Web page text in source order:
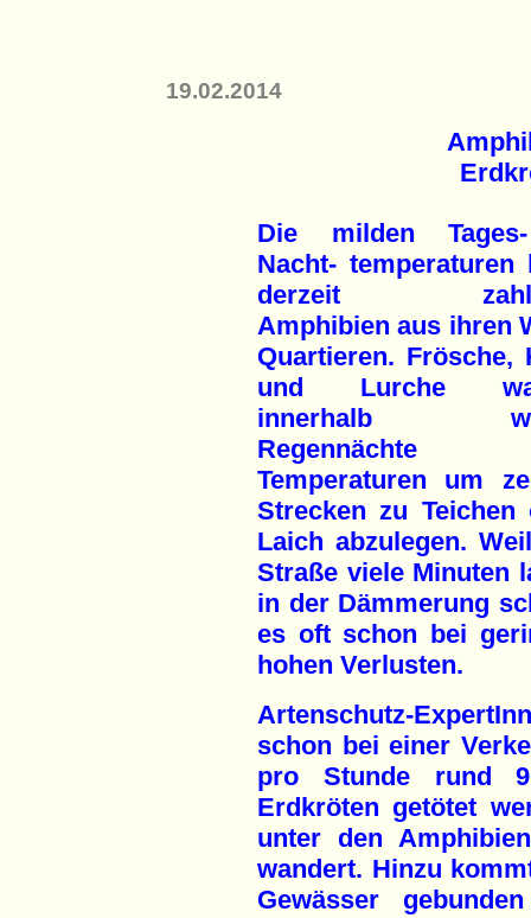
19.02.2014
Die milden
Nacht- temperaturen
derzeit
Amphibien aus ihren
Quartieren. Frösche,
und Lurche
innerhalb
Temperaturen um
Strecken zu
Laich abzulegen.
Straße viele Minuten
in der Dämmerung
es oft schon bei
hohen Verlusten.
Artenschutz-
schon bei einer
pro Stunde rund
Erdkröten getötet
unter den
wandert. Hinzu
Gewässer